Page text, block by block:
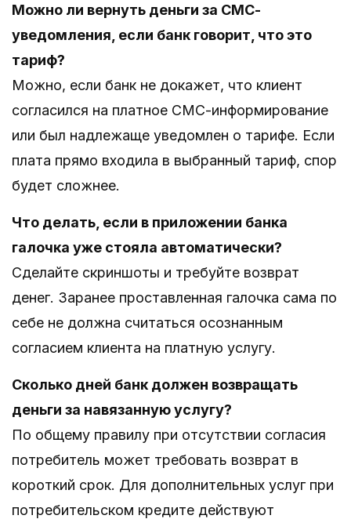
Можно ли вернуть деньги за СМС-
уведомления, если банк говорит, что это
тариф?
Можно, если банк не докажет, что клиент
согласился на платное СМС-информирование
или был надлежаще уведомлен о тарифе. Если
плата прямо входила в выбранный тариф, спор
будет сложнее.
Что делать, если в приложении банка
галочка уже стояла автоматически?
Сделайте скриншоты и требуйте возврат
денег. Заранее проставленная галочка сама по
себе не должна считаться осознанным
согласием клиента на платную услугу.
Сколько дней банк должен возвращать
деньги за навязанную услугу?
По общему правилу при отсутствии согласия
потребитель может требовать возврат в
короткий срок. Для дополнительных услуг при
потребительском кредите действуют